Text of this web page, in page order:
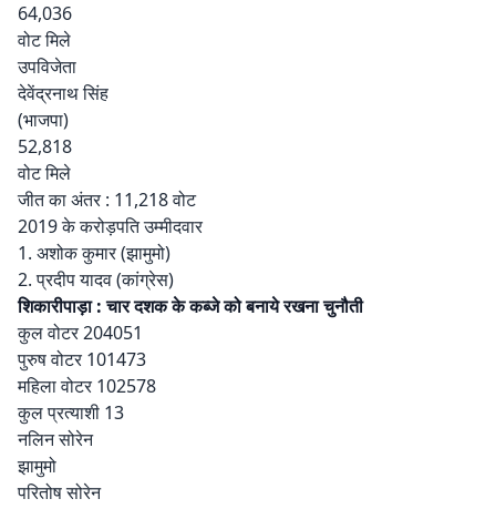
64,036
वोट मिले
उपविजेता
देवेंद्रनाथ सिंह
(भाजपा)
52,818
वोट मिले
जीत का अंतर : 11,218 वोट
2019 के करोड़पति उम्मीदवार
1. अशोक कुमार (झामुमो)
2. प्रदीप यादव (कांग्रेस)
शिकारीपाड़ा : चार दशक के कब्जे को बनाये रखना चुनौती
कुल वोटर 204051
पुरुष वोटर 101473
महिला वोटर 102578
कुल प्रत्याशी 13
नलिन सोरेन
झामुमो
परितोष सोरेन